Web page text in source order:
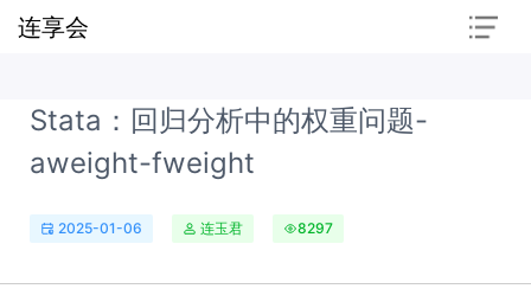
连享会
Stata：回归分析中的权重问题-
aweight-fweight
2025-01-06 连玉君 8297